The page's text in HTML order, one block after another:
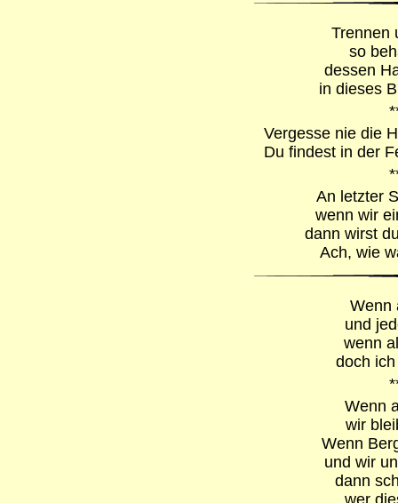
Trennen
so
dessen
in dieses
Vergesse nie die
Du findest in der
An letzter
wenn wir
dann wirst
Ach, wie
Wenn
und
wenn
doch
Wenn
wir
Wenn
und wir
dann
wer